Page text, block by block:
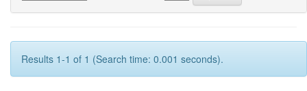
Results 1-1 of 1 (Search time: 0.001 seconds).